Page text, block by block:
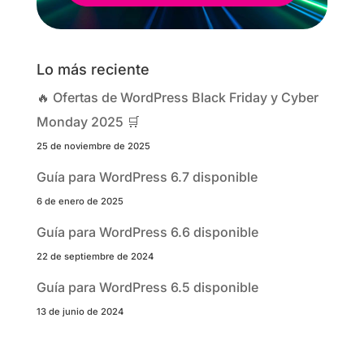
Lo más reciente
🔥 Ofertas de WordPress Black Friday y Cyber
Monday 2025 🛒
25 de noviembre de 2025
Guía para WordPress 6.7 disponible
6 de enero de 2025
Guía para WordPress 6.6 disponible
22 de septiembre de 2024
Guía para WordPress 6.5 disponible
13 de junio de 2024